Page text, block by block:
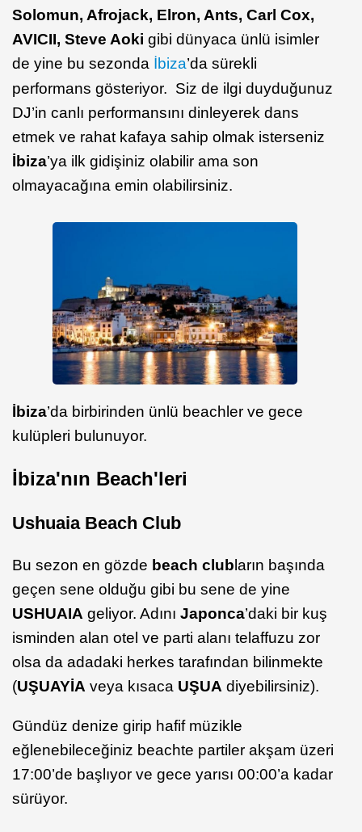
Solomun, Afrojack, Elron, Ants, Carl Cox,
AVICII, Steve Aoki gibi dünyaca ünlü isimler
de yine bu sezonda İbiza’da sürekli
performans gösteriyor. Siz de ilgi duyduğunuz
DJ’in canlı performansını dinleyerek dans
etmek ve rahat kafaya sahip olmak isterseniz
İbiza’ya ilk gidişiniz olabilir ama son
olmayacağına emin olabilirsiniz.
İbiza’da birbirinden ünlü beachler ve gece
kulüpleri bulunuyor.
İbiza'nın Beach'leri
Ushuaia Beach Club
Bu sezon en gözde beach club ların başında
geçen sene olduğu gibi bu sene de yine
USHUAIA geliyor. Adını Japonca’daki bir kuş
isminden alan otel ve parti alanı telaffuzu zor
olsa da adadaki herkes tarafından bilinmekte
(UŞUAYİA veya kısaca UŞUA diyebilirsiniz).
Gündüz denize girip hafif müzikle
eğlenebileceğiniz beachte partiler akşam üzeri
17:00’de başlıyor ve gece yarısı 00:00’a kadar
sürüyor.